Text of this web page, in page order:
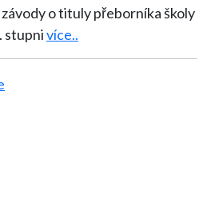
o tituly přeborníka školy
stupnivíce..